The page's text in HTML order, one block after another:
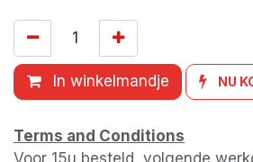
In winkelmandje NU
Terms and Conditions